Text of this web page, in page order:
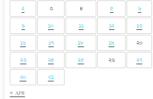
« APR
২ ৩ ৪ ৫ ৬
৯ ১০ ১১ ১২ ১৩
১৬ ১৭ ১৮ ১৯ ২০
২৩ ২৪ ২৫ ২৬ ২৭
৩০ ৩১